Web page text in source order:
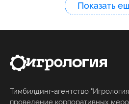
Показать
Тимбилдинг-агентство
проведение корпоративных